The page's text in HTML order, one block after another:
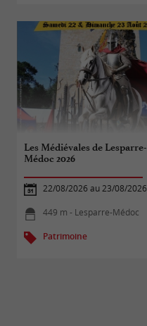
Les Médiévales de Lesparre-
Médoc 2026
22/08/2026 au 23/08/2026
449 m - Lesparre-Médoc
Patrimoine